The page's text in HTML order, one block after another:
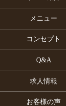
メニュー
コンセプト
Q&A
求人情報
お客様の声